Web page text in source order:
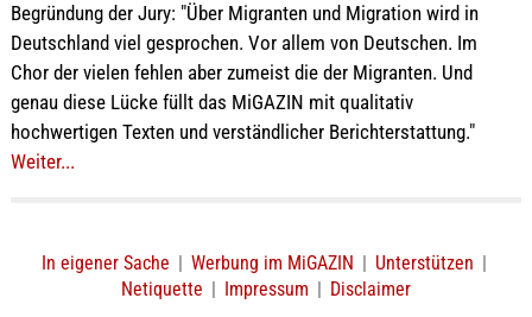
Begründung der Jury: "Über Migranten und Migration wird in
Deutschland viel gesprochen. Vor allem von Deutschen. Im
Chor der vielen fehlen aber zumeist die der Migranten. Und
genau diese Lücke füllt das MiGAZIN mit qualitativ
hochwertigen Texten und verständlicher Berichterstattung."
Weiter...
In eigener Sache | Werbung im MiGAZIN | Unterstützen |
Netiquette | Impressum | Disclaimer